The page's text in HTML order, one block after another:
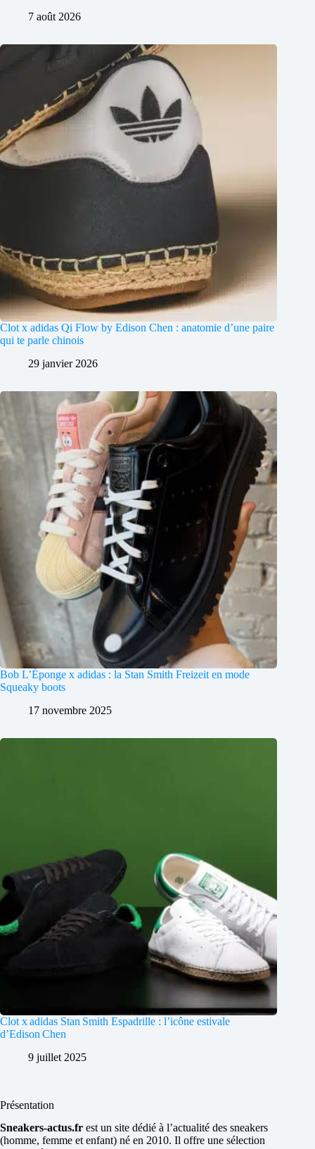
7 août 2026
Clot x adidas Qi Flow by Edison Chen : anatomie d’une paire
qui te parle chinois
29 janvier 2026
Bob L’Éponge x adidas : la Stan Smith Freizeit en mode
Squeaky boots
17 novembre 2025
Clot x adidas Stan Smith Espadrille : l’icône estivale
d’Edison Chen
9 juillet 2025
Présentation
Sneakers-actus.fr est un site dédié à l’actualité des sneakers
(homme, femme et enfant) né en 2010. Il offre une sélection